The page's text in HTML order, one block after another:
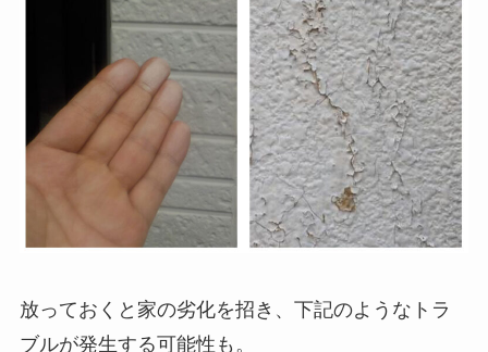
放っておくと家の劣化を招き、下記のようなトラ
ブルが発生する可能性も。